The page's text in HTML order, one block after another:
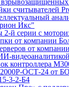
считывателей
Икс"
2-й серии с
от компании
от
видеоаналитикой
контроллера
ОСТ-24 от
3-2-Б4